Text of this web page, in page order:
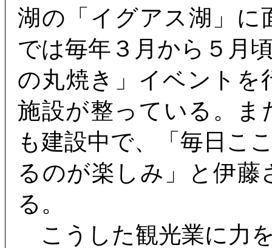
湖の「イグアス湖」に
では毎年３月から５月
の丸焼き」イベントを
施設が整っている。ま
も建設中で、「毎日こ
るのが楽しみ」と伊
る。
こうした観光業に力